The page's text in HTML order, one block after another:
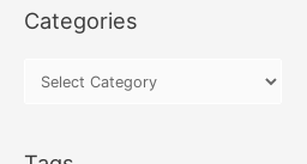
Categories